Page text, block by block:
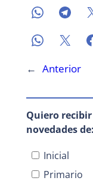
← Anterior
Quiero
novedades de:
Inicial
Primario